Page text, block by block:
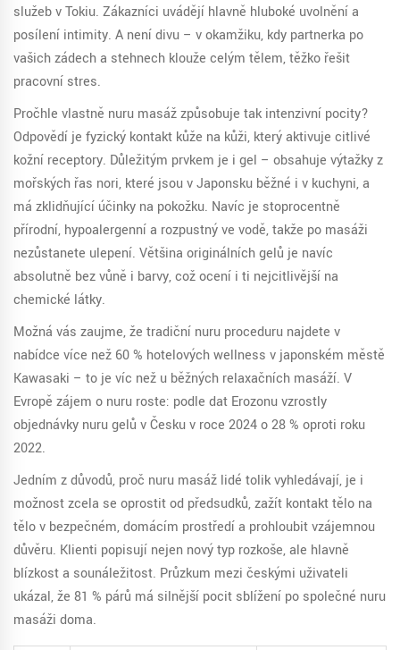
služeb v Tokiu. Zákazníci uvádějí hlavně hluboké uvolnění a
posílení intimity. A není divu – v okamžiku, kdy partnerka po
vašich zádech a stehnech klouže celým tělem, těžko řešit
pracovní stres.
Pročhle vlastně nuru masáž způsobuje tak intenzivní pocity?
Odpovědí je fyzický kontakt kůže na kůži, který aktivuje citlivé
kožní receptory. Důležitým prvkem je i gel – obsahuje výtažky z
mořských řas nori, které jsou v Japonsku běžné i v kuchyni, a
má zklidňující účinky na pokožku. Navíc je stoprocentně
přírodní, hypoalergenní a rozpustný ve vodě, takže po masáži
nezůstanete ulepení. Většina originálních gelů je navíc
absolutně bez vůně i barvy, což ocení i ti nejcitlivější na
chemické látky.
Možná vás zaujme, že tradiční nuru proceduru najdete v
nabídce více než 60 % hotelových wellness v japonském městě
Kawasaki – to je víc než u běžných relaxačních masáží. V
Evropě zájem o nuru roste: podle dat Erozonu vzrostly
objednávky nuru gelů v Česku v roce 2024 o 28 % oproti roku
2022.
Jedním z důvodů, proč nuru masáž lidé tolik vyhledávají, je i
možnost zcela se oprostit od předsudků, zažít kontakt tělo na
tělo v bezpečném, domácím prostředí a prohloubit vzájemnou
důvěru. Klienti popisují nejen nový typ rozkoše, ale hlavně
blízkost a sounáležitost. Průzkum mezi českými uživateli
ukázal, že 81 % párů má silnější pocit sblížení po společné nuru
masáži doma.